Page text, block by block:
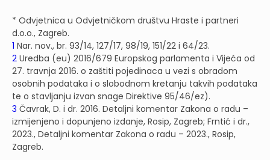
* Odvjetnica u Odvjetničkom društvu Hraste i partneri
d.o.o., Zagreb.
1 Nar. nov., br. 93/14, 127/17, 98/19, 151/22 i 64/23.
2 Uredba (eu) 2016/679 Europskog parlamenta i Vijeća od
27. travnja 2016. o zaštiti pojedinaca u vezi s obradom
osobnih podataka i o slobodnom kretanju takvih podataka
te o stavljanju izvan snage Direktive 95/46/ez).
3 Čavrak, D. i dr. 2016. Detaljni komentar Zakona o radu –
izmijenjeno i dopunjeno izdanje, Rosip, Zagreb; Frntić i dr.,
2023., Detaljni komentar Zakona o radu – 2023., Rosip,
Zagreb.